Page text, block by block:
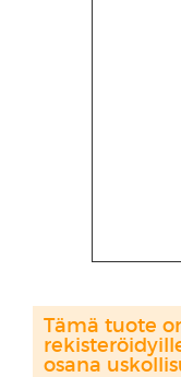
Tämä tuote
osana